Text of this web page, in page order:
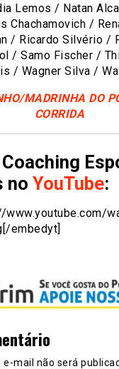
Lemos / Natan
Chachamovich /
/ Ricardo Silvério /
/ Samo Fischer /
/ Wagner Silva /
MADRINHA DO
CORRIDA
no YouTube:
www.youtube.com/
embedyt]
mail não será